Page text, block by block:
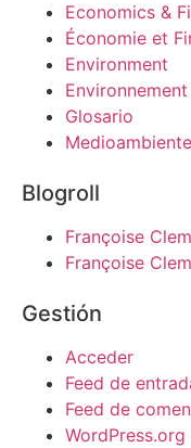
Economics &
Économie et
Environment
Environnement
Glosario
Medioambiente
Blogroll
Françoise
Françoise
Gestión
Acceder
Feed de
Feed de
WordPress.org